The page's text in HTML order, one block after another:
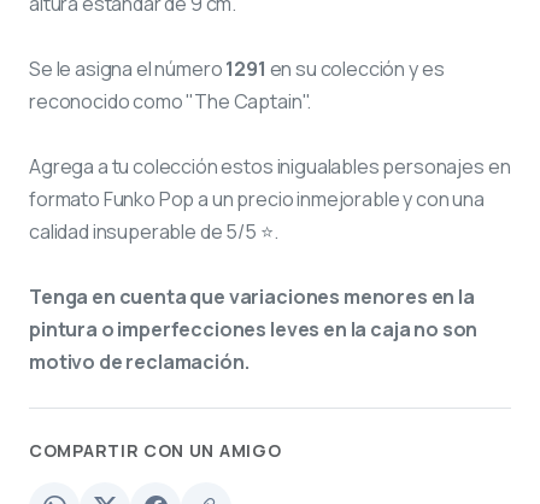
Se le asigna el número1291 en su colección y es
reconocido como "The Captain".
Agrega a tu colección estos inigualables personajes en
formato Funko Pop a un precio inmejorable y con una
calidad insuperable de 5/5 ⭐.
Tenga en cuenta que variaciones menores en la
pintura o imperfecciones leves en la caja no son
motivo de reclamación.
COMPARTIR CON UN AMIGO